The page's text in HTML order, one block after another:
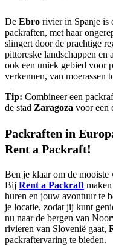
De Ebro rivier in Spanje is
packraften, met haar
slingert door de prachtige
pittoreske landschappen en
ook een uniek gebied voor
verkennen, van moerassen
Tip: Combineer een
de stad Zaragoza voor een
Packraften in
Rent a Packraft!
Ben je klaar om de mooiste
Bij Rent a Packraft
huren en jouw avontuur te
je locatie, zodat jij kunt
nu naar de bergen van
rivieren van Slovenië gaat,
packraftervaring te bieden.